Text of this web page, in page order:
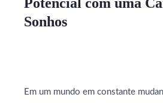
Potencial com uma
Sonhos
Em um mundo em constante